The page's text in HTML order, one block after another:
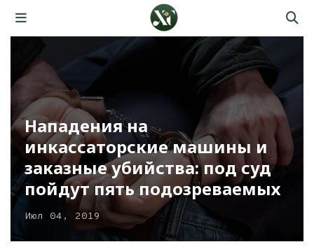
Нападения на
инкассаторские машины и
заказные убийства: под суд
пойдут пять подозреваемых
Июл 04, 2019